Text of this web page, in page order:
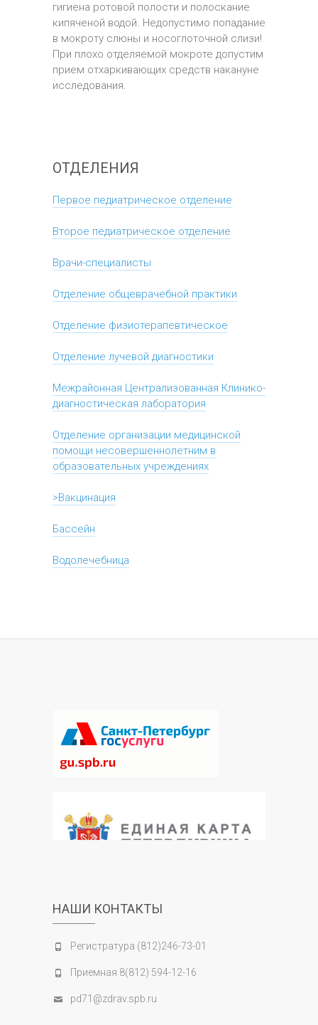
гигиена ротовой полости и полоскание
кипяченой водой. Недопустимо попадание
в мокроту слюны и носоглоточной слизи!
При плохо отделяемой мокроте допустим
прием отхаркивающих средств накануне
исследования.
ОТДЕЛЕНИЯ
Первое педиатрическое отделение
Второе педиатрическое отделение
Врачи-специалисты
Отделение общеврачебной практики
Отделение физиотерапевтическое
Отделение лучевой диагностики
Межрайонная Централизованная Клинико-
диагностическая лаборатория
Отделение организации медицинской
помощи несовершеннолетним в
образовательных учреждениях
>Вакцинация
Бассейн
Водолечебница
НАШИ КОНТАКТЫ
Регистратура (812)246-73-01
Приемная 8(812) 594-12-16
pd71@zdrav.spb.ru